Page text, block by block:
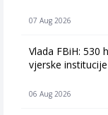
07 Aug 2026
Vlada FBiH: 530
vjerske institucije
06 Aug 2026